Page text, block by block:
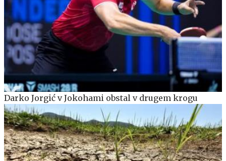
Darko Jorgić v Jokohami obstal v drugem krogu